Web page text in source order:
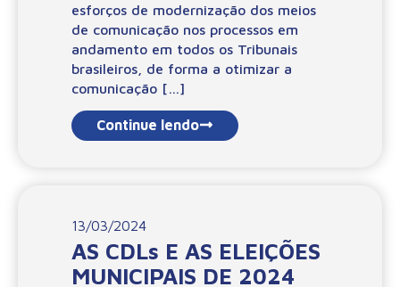
esforços de modernização dos meios
de comunicação nos processos em
andamento em todos os Tribunais
brasileiros, de forma a otimizar a
comunicação […]
Continue lendo
13/03/2024
AS CDLs E AS ELEIÇÕES
MUNICIPAIS DE 2024